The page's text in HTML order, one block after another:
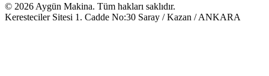
© 2026Aygün Makina. Tüm hakları saklıdır.
Keresteciler Sitesi 1. Cadde No:30 Saray / Kazan / ANKARA